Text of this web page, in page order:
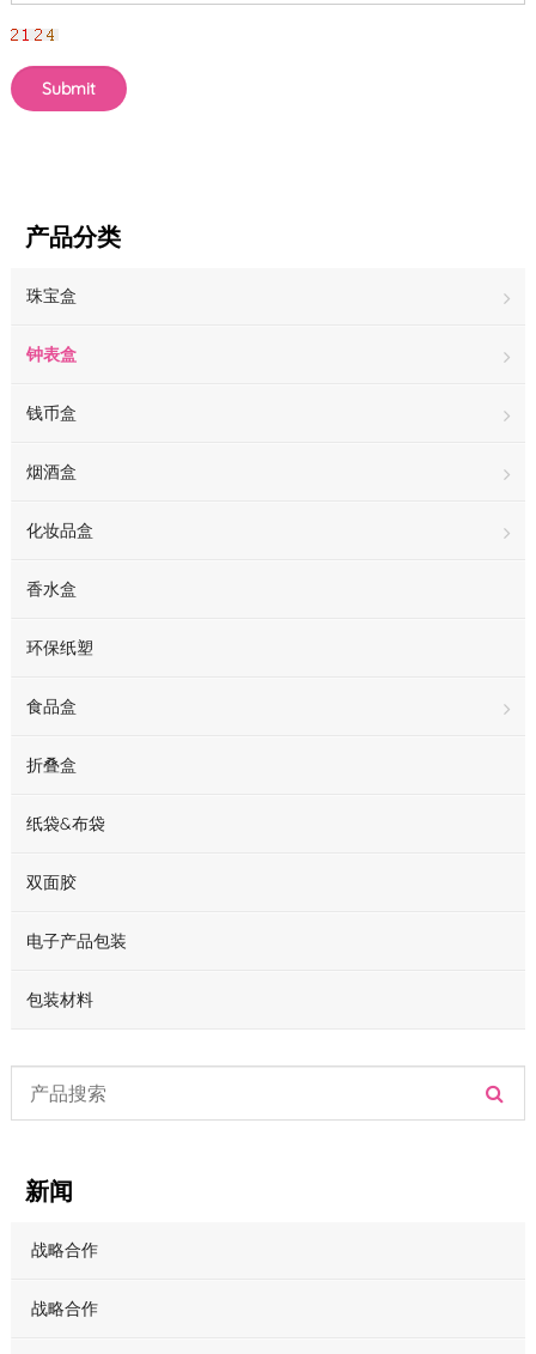
产品分类
珠宝盒
钟表盒
钱币盒
烟酒盒
化妆品盒
香水盒
环保纸塑
食品盒
折叠盒
纸袋&布袋
双面胶
电子产品包装
包装材料
新闻
战略合作
战略合作